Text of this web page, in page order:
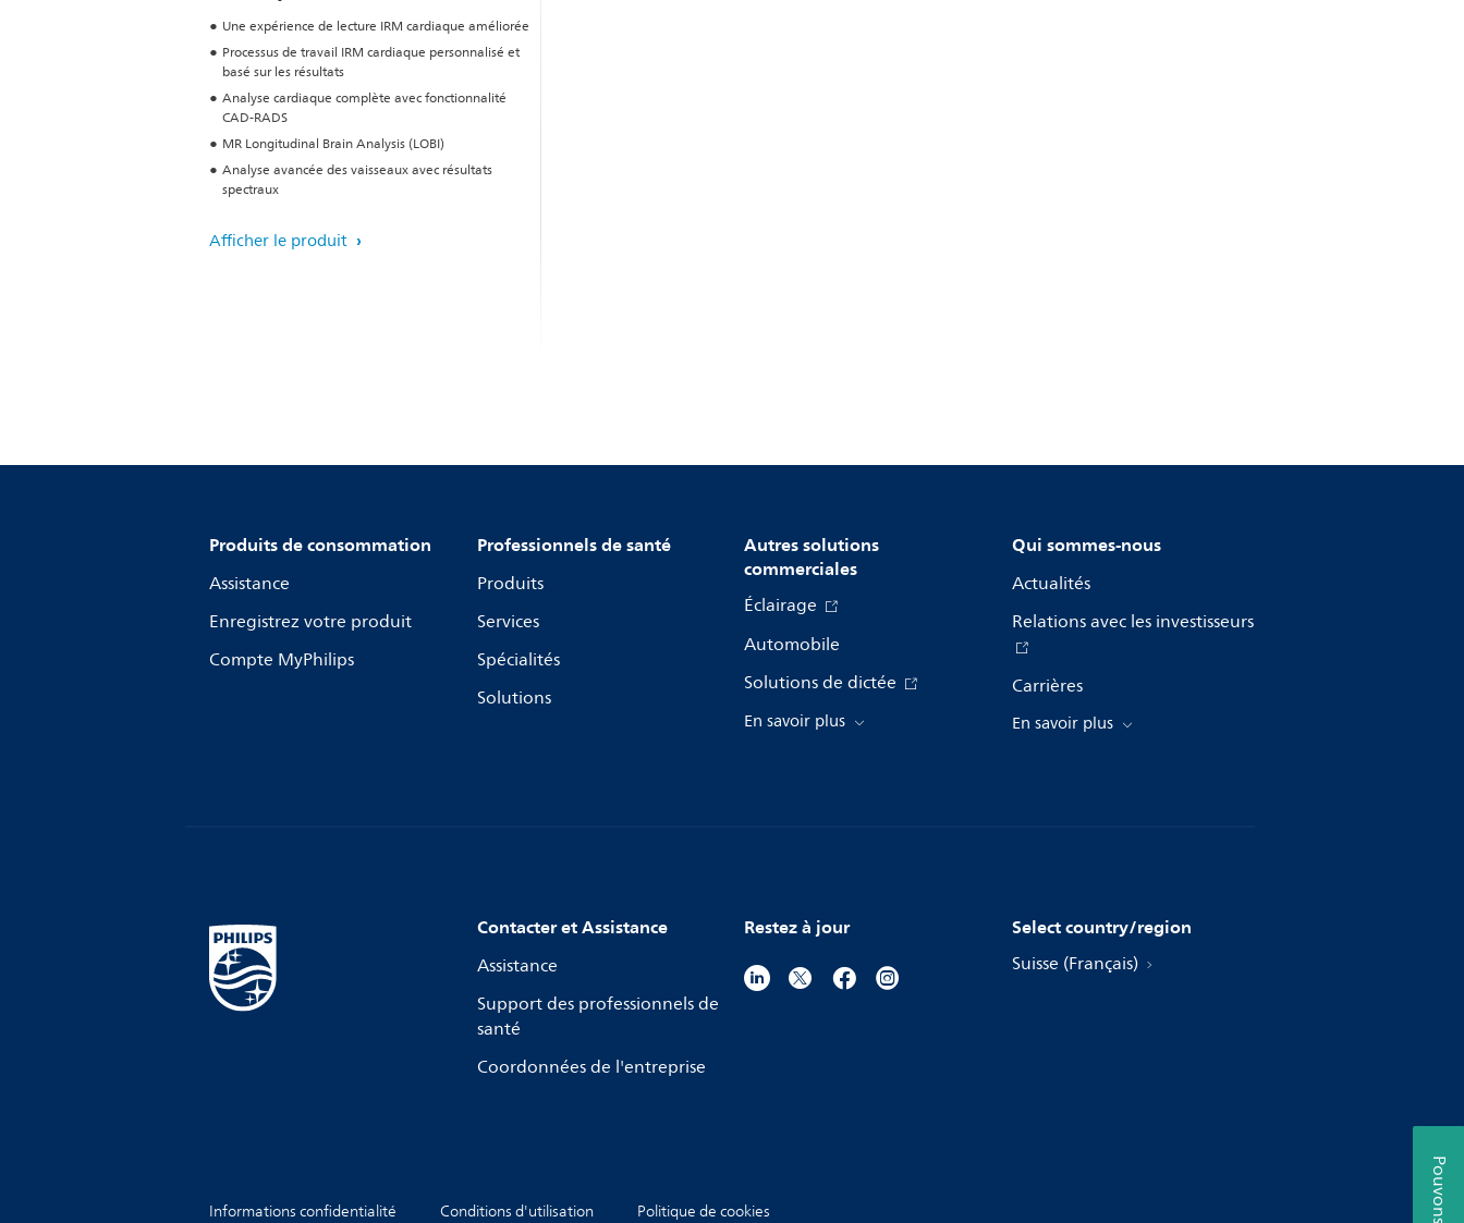
Une expérience de lecture IRM cardiaque améliorée
Processus de travail IRM cardiaque personnalisé et
basé sur les résultats
Analyse cardiaque complète avec fonctionnalité
CAD-RADS
MR Longitudinal Brain Analysis (LOBI)
Analyse avancée des vaisseaux avec résultats
spectraux
Afficher le produit
Produits de consommation
Assistance
Enregistrez votre produit
Compte MyPhilips
Professionnels de santé
Produits
Services
Spécialités
Solutions
Autres solutions
commerciales
Éclairage
Automobile
Solutions de dictée
En savoir plus
Qui sommes-nous
Actualités
Relations avec les investisseurs
Carrières
En savoir plus
Contacter et Assistance
Assistance
Support des professionnels de
santé
Coordonnées de l'entreprise
Restez à jour Select country/region
Suisse (Français)
Informations confidentialité Conditions d'utilisation Politique de cookies